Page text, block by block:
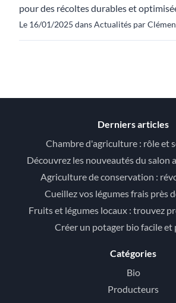
pour des récoltes durables et
Le 16/01/2025 dans Actualités par
Derniers articles
Chambre d'agriculture : rôle et
Découvrez les nouveautés du salon
Agriculture de conservation :
Cueillez vos légumes frais près
Fruits et légumes locaux : trouvez
Créer un potager bio facile
Catégories
Bio
Producteurs